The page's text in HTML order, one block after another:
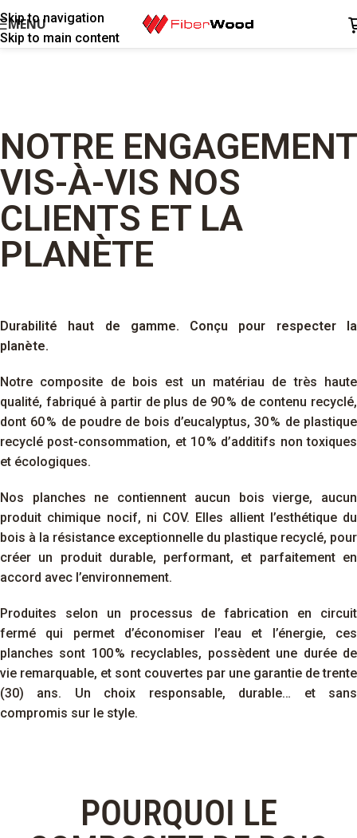
Skip to navigation
Skip to main content
MENU
NOTRE ENGAGEMENT
VIS-À-VIS NOS
CLIENTS ET LA
PLANÈTE
Durabilité haut de gamme. Conçu pour respecter la
planète.
Notre composite de bois est un matériau de très haute
qualité, fabriqué à partir de plus de 90% de contenu recyclé,
dont 60% de poudre de bois d’eucalyptus, 30% de plastique
recyclé post-consommation, et 10% d’additifs non toxiques
et écologiques.
Nos planches ne contiennent aucun bois vierge, aucun
produit chimique nocif, ni COV. Elles allient l’esthétique du
bois à la résistance exceptionnelle du plastique recyclé, pour
créer un produit durable, performant, et parfaitement en
accord avec l’environnement.
Produites selon un processus de fabrication en circuit
fermé qui permet d’économiser l’eau et l’énergie, ces
planches sont 100% recyclables, possèdent une durée de
vie remarquable, et sont couvertes par une garantie de trente
(30) ans. Un choix responsable, durable… et sans
compromis sur le style.
POURQUOI LE